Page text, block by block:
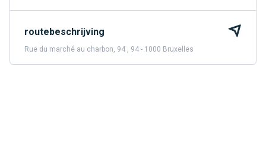
routebeschrijving
Rue du marché au charbon, 94 , 94 - 1000 Bruxelles